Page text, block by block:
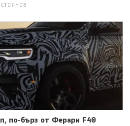
по-бърз от Ферари F40